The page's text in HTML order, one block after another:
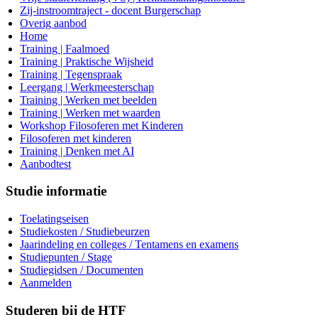
Zij-instroomtraject - docent Burgerschap
Overig aanbod
Home
Training | Faalmoed
Training | Praktische Wijsheid
Training | Tegenspraak
Leergang | Werkmeesterschap
Training | Werken met beelden
Training | Werken met waarden
Workshop Filosoferen met Kinderen
Filosoferen met kinderen
Training | Denken met AI
Aanbodtest
Studie informatie
Toelatingseisen
Studiekosten / Studiebeurzen
Jaarindeling en colleges / Tentamens en examens
Studiepunten / Stage
Studiegidsen / Documenten
Aanmelden
Studeren bij de HTF